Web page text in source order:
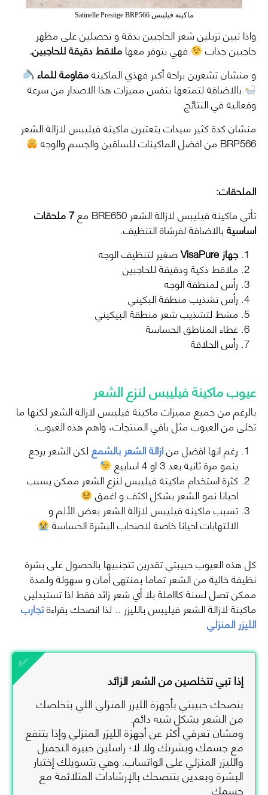
ماكينة فيليبس Satinelle Prestige BRP566
واذا تبين تزيلين شعر الحاجبين بدقة و تحصلين على مظهر
حاجبين جذاب فهي يتوفر معهاملاقط دقيقة للحاجبين.
و منشان تشعرين براحة أكبر فهذي الماكينةمقاومة للماء
بالاضافة لتمتعها بنفس مميزات هذا الاصدار من سرعة
وفعالية في النتائج.
منشان كدة كثير سيدات يتعتبرن ماكينة فيليبس لازالة الشعر
BRP566 من افضل الماكينات للساقين والجسم والوجه
الملحقات:
تأتي ماكينة فيليبس لازالة الشعر BRE650 مع
7 ملحقات
اساسيةبالاضافة لفرشاة التنظيف.
جهاز VisaPure
صغير لتنظيف الوجه
ملاقط ذكية ودقيقة للحاجبين
رأس لمنطقة الوجه
رأس تشذيب منطقة البكيني
مشط لتشذيب شعر منطقة البيكيني
غطاء المناطق الحساسة
رأس الحلاقة
عيوب ماكينة فيليبس لنزع الشعر
بالرغم من جميع مميزات ماكينة فيليبس لازالة الشعر لكنها ما
تخلى من العيوب مثل باقي المنتجات، واهم هذه العيوب:
رغم انها افضل منازالة الشعر بالشمعلكن الشعر يرجع
ينمو مرة ثانية بعد 3 او 4 اسابيع
كثرة استخدام ماكينة فيليبس لنزع الشعر ممكن يسبب
احيانا نمو الشعر بشكل اكثف و اغمق
تسبب ماكينة فيليبس لازالة الشعر بعض الألم و
الالتهابات احيانا خاصة لاصحاب البشرة الحساسة
كل هذه العيوب حبيبتي تقدرين تتجنبيها بالحصول على بشرة
نظيفة خالية من الشعر تماما بمنتهى أمان و سهولة ولمدة
ممكن تصل لسنة كاااملة بلا أي شعر زائد فقط اذا تستبدلين
ماكينة لازالة الشعر فيليبس بالليزر .. لذا انصحك بقراءةتجارب
الليزر المنزلي
إذا تبي تتخلصين من الشعر الزائد
بنصحك حبيبتي بأجهزة الليزر المنزلي اللي بتخلصك
من الشعر بشكل شبه دائم.
ومشان تعرفي أكثر عن أجهزة الليزر المنزلي وإذا بتنفع
مع جسمك وبشرتك ولا لا؛ راسلين خبيرة التجميل
والليزر المنزلي على الواتساب. وهي بتسويلك إختبار
البشرة وبعدين بتنصحك بالإرشادات المتلائمة مع
جسمك